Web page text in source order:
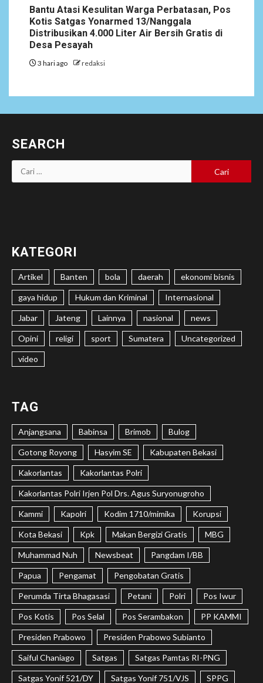
Bantu Atasi Kesulitan Warga Perbatasan, Pos
Kotis Satgas Yonarmed 13/Nanggala
Distribusikan 4.000 Liter Air Bersih Gratis di
Desa Pesayah
3 hari ago redaksi
SEARCH
Cari
untuk:
KATEGORI
Artikel Banten bola daerah ekonomi bisnis
gaya hidup Hukum dan Kriminal Internasional
Jabar Jateng Lainnya nasional news
Opini religi sport Sumatera Uncategorized
video
TAG
Anjangsana Babinsa Brimob Bulog
Gotong Royong Hasyim SE Kabupaten Bekasi
Kakorlantas Kakorlantas Polri
Kakorlantas Polri Irjen Pol Drs. Agus Suryonugroho
Kammi Kapolri Kodim 1710/mimika Korupsi
Kota Bekasi Kpk Makan Bergizi Gratis MBG
Muhammad Nuh Newsbeat Pangdam I/BB
Papua Pengamat Pengobatan Gratis
Perumda Tirta Bhagasasi Petani Polri Pos Iwur
Pos Kotis Pos Selal Pos Serambakon PP KAMMI
Presiden Prabowo Presiden Prabowo Subianto
Saiful Chaniago Satgas Satgas Pamtas RI-PNG
Satgas Yonif 521/DY Satgas Yonif 751/VJS SPPG